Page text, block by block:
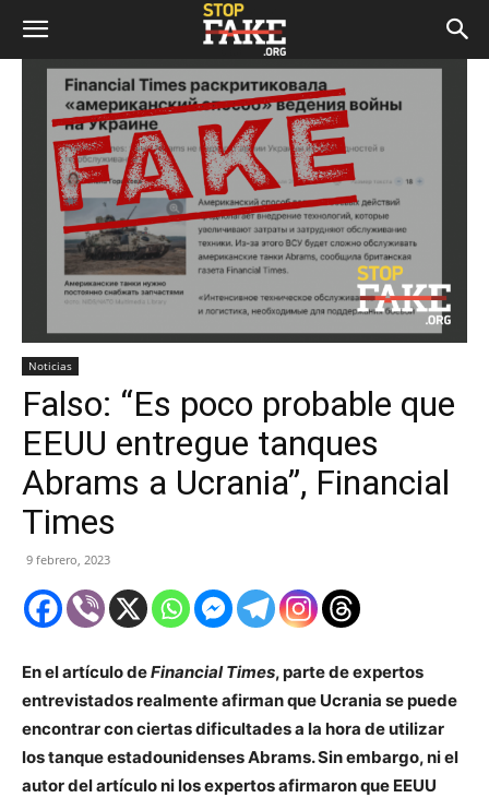
Noticias
Falso: “Es poco probable que
EEUU entregue tanques
Abrams a Ucrania”, Financial
Times
9 febrero, 2023
En el artículo deFinancial Times, parte de expertos
entrevistados realmente afirman que Ucrania se puede
encontrar con ciertas dificultades a la hora de utilizar
los tanque estadounidenses Abrams. Sin embargo, ni el
autor del artículo ni los expertos afirmaron que EEUU